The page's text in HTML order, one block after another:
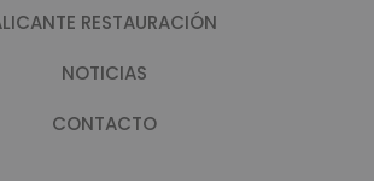
RESTAURACIÓN
NOTICIAS
CONTACTO